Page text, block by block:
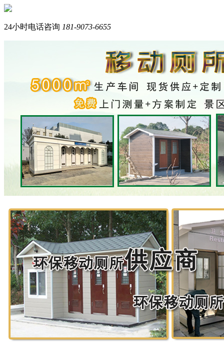
24小时电话咨询 181-9073-6655
我是在线产品顾问，请问您需要什么产品？